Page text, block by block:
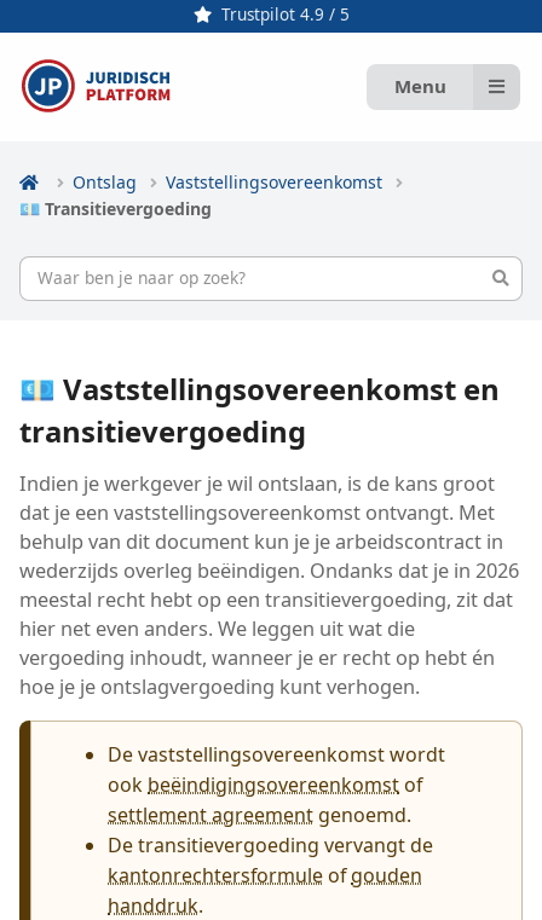
Trustpilot 4.9 / 5
Menu
Ontslag
Vaststellingsovereenkomst
💶 Transitievergoeding
💶 Vaststellings­overeenkomst en
transitievergoeding
Indien je werkgever je wil ontslaan, is de kans groot
dat je een vaststellings­overeenkomst ontvangt. Met
behulp van dit document kun je je arbeidscontract in
wederzijds overleg beëindigen. Ondanks dat je in 2026
meestal recht hebt op een transitievergoeding, zit dat
hier net even anders. We leggen uit wat die
vergoeding inhoudt, wanneer je er recht op hebt én
hoe je je ontslagvergoeding kunt verhogen.
De vaststellings­overeenkomst wordt
ook beëindigingsovereenkomstof
settlement agreement genoemd.
De transitievergoeding vervangt de
kantonrechtersformuleofgouden
handdruk.